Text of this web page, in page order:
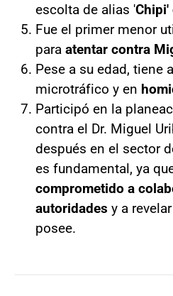
escolta de alias 'Chipi'
Fue el primer menor
para atentar contra
Pese a su edad, tiene
microtráfico y en
Participó en la
contra el Dr. Miguel
después en el sector
es fundamental, ya
comprometido a
autoridades y a
posee.